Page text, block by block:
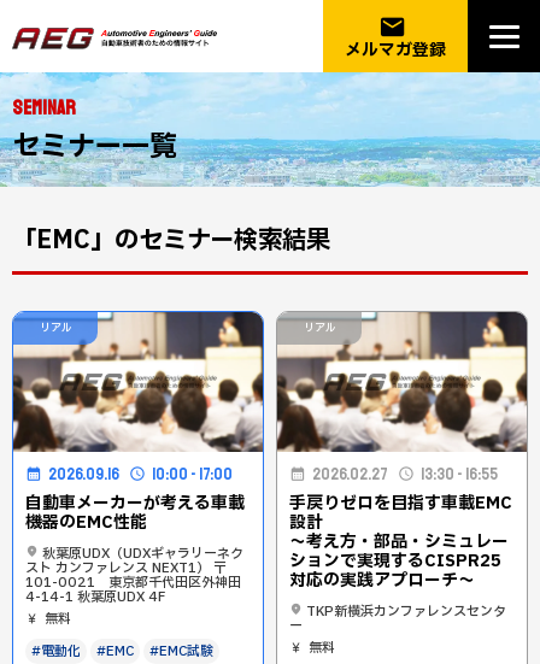
email
メルマガ登録
SEMINAR
セミナー一覧
「EMC」のセミナー検索結果
リアル
2026.09.16 10:00 - 17:00
自動車メーカーが考える車載
機器のEMC性能
秋葉原UDX（UDXギャラリーネク
スト カンファレンス NEXT1） 〒
101-0021 東京都千代田区外神田
4-14-1 秋葉原UDX 4F
無料
#電動化 #EMC
#EMC試験
リアル
2026.02.27 13:30 - 16:55
手戻りゼロを目指す車載EMC
設計
～考え方・部品・シミュレー
ションで実現するCISPR25
対応の実践アプローチ～
TKP新横浜カンファレンスセンタ
ー
無料